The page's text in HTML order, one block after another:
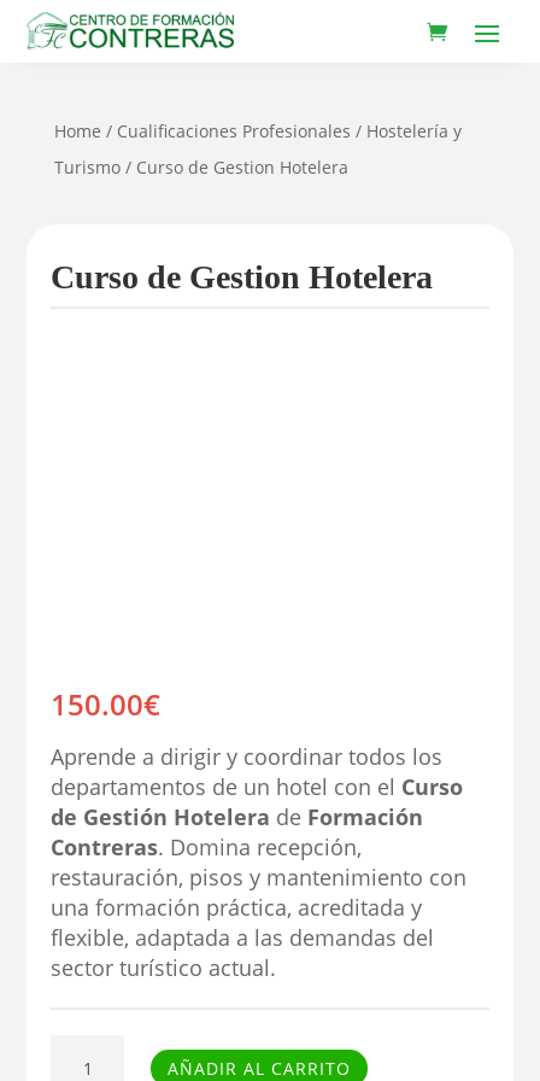
Home / Cualificaciones Profesionales / Hostelería y
Turismo/ Curso de Gestion Hotelera
Curso de Gestion Hotelera
150.00€
Aprende a dirigir y coordinar todos los
departamentos de un hotel con el Curso
de Gestión Hotelera de Formación
Contreras. Domina recepción,
restauración, pisos y mantenimiento con
una formación práctica, acreditada y
flexible, adaptada a las demandas del
sector turístico actual.
AÑADIR AL CARRITO